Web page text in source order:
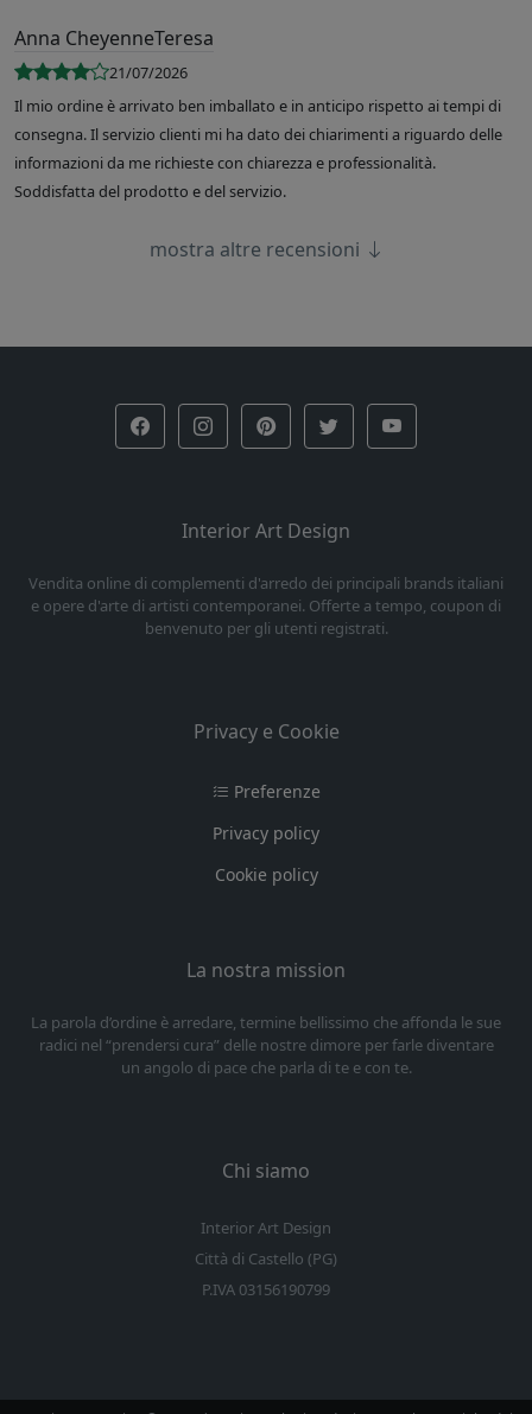
Anna CheyenneTeresa
21/07/2026
Il mio ordine è arrivato ben imballato e in anticipo rispetto ai tempi di
consegna. Il servizio clienti mi ha dato dei chiarimenti a riguardo delle
informazioni da me richieste con chiarezza e professionalità.
Soddisfatta del prodotto e del servizio.
mostra altre recensioni
Interior Art Design
Vendita online di complementi d'arredo dei principali brands italiani
e opere d'arte di artisti contemporanei. Offerte a tempo, coupon di
benvenuto per gli utenti registrati.
Privacy e Cookie
Preferenze
Privacy policy
Cookie policy
La nostra mission
La parola d’ordine è arredare, termine bellissimo che affonda le sue
radici nel “prendersi cura” delle nostre dimore per farle diventare
un angolo di pace che parla di te e con te.
Chi siamo
Interior Art Design
Città di Castello (PG)
P.IVA 03156190799